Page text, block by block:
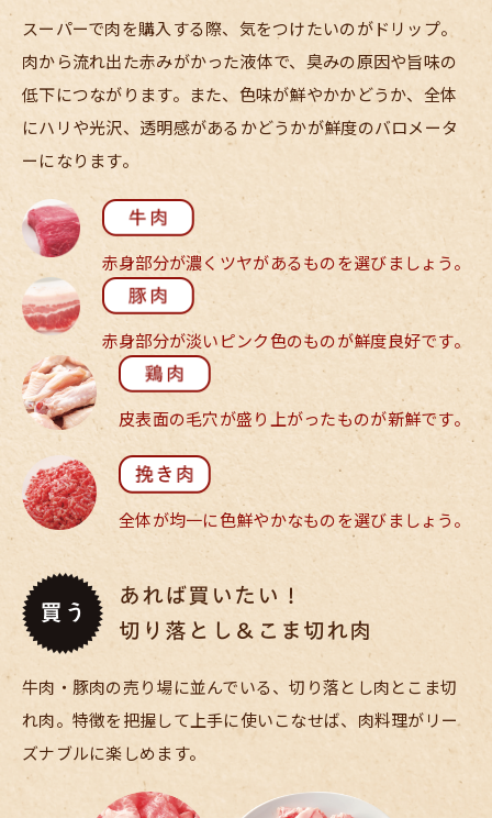
スーパーで肉を購入する際、気をつけたいのがドリップ。
肉から流れ出た赤みがかった液体で、臭みの原因や旨味の
低下につながります。また、色味が鮮やかかどうか、全体
にハリや光沢、透明感があるかどうかが鮮度のバロメータ
ーになります。
赤身部分が濃くツヤがあるものを選びましょう。
赤身部分が淡いピンク色のものが鮮度良好です。
皮表面の毛穴が盛り上がったものが新鮮です。
全体が均一に色鮮やかなものを選びましょう。
牛肉・豚肉の売り場に並んでいる、切り落とし肉とこま切
れ肉。特徴を把握して上手に使いこなせば、肉料理がリー
ズナブルに楽しめます。